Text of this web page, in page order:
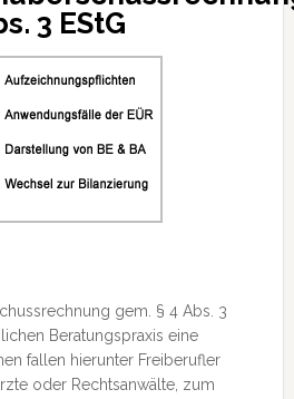
3 EStG
gem. § 4 Abs. 3
Beratungspraxis eine
fallen hierunter Freiberufler
oder Rechtsanwälte, zum